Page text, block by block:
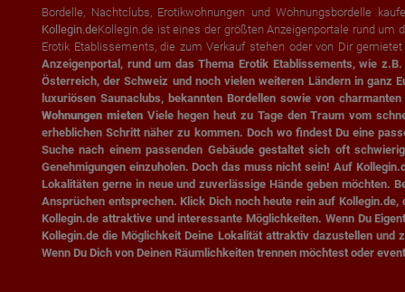
Bordelle, Nachtclubs, Erotikwohnungen und Wohnungsbordelle
Kollegin.deKollegin.de ist eines der größten Anzeigenportale rund um
Erotik Etablissements, die zum Verkauf stehen oder von Dir
Anzeigenportal, rund um das Thema Erotik Etablissements, wie
Österreich, der Schweiz und noch vielen weiteren Ländern in ganz
luxuriösen Saunaclubs, bekannten Bordellen sowie von
Wohnungen mietenViele hegen heut zu Tage den Traum vom
erheblichen Schritt näher zu kommen. Doch wo findest Du eine
Suche nach einem passenden Gebäude gestaltet sich oft
Genehmigungen einzuholen. Doch das muss nicht sein! Auf
Lokalitäten gerne in neue und zuverlässige Hände geben möchten.
Ansprüchen entsprechen. Klick Dich noch heute rein auf
Kollegin.de attraktive und interessante Möglichkeiten. Wenn Du
Kollegin.de die Möglichkeit Deine Lokalität attraktiv dazustellen
Wenn Du Dich von Deinen Räumlichkeiten trennen möchtest oder